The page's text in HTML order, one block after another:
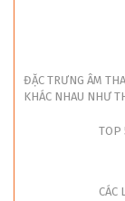
ĐẶC TRƯNG ÂM
KHÁC NHAU NHƯ
CÁC